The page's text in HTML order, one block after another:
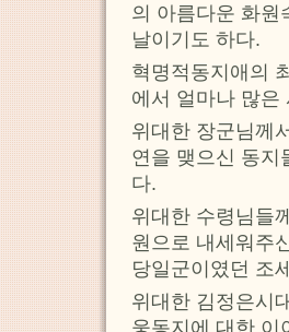
의 아름다운 화원
날이기도 하다.
혁명적동지애의
에서 얼마나 많은
위대한 장군님께
연을 맺으신 동지
다.
위대한 수령님들
원으로 내세워주
당일군이였던 조
위대한 김정은시
웅동지에 대한 이